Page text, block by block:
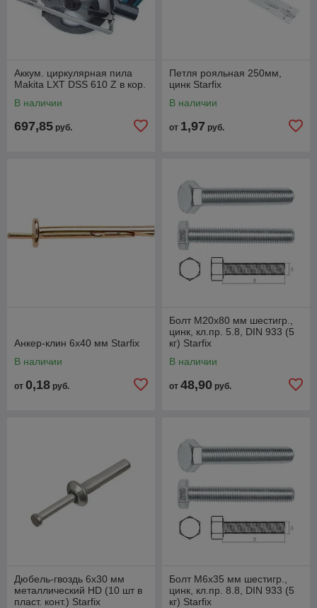
Аккум. циркулярная пила
Makita LXT DSS 610 Z в кор.
В наличии
697,85 руб.
Петля рояльная 250мм,
цинк Starfix
В наличии
от 1,97 руб.
Анкер-клин 6х40 мм Starfix
В наличии
от 0,18 руб.
Болт М20х80 мм шестигр.,
цинк, кл.пр. 5.8, DIN 933 (5
кг) Starfix
В наличии
от 48,90 руб.
Дюбель-гвоздь 6х30 мм
металлический HD (10 шт в
пласт. конт.) Starfix
Болт М6х35 мм шестигр.,
цинк, кл.пр. 8.8, DIN 933 (5
кг) Starfix